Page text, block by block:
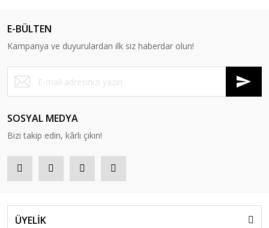
E-BÜLTEN
Kampanya ve duyurulardan ilk siz haberdar olun!
SOSYAL MEDYA
Bizi takip edin, kârlı çıkın!
ÜYELİK